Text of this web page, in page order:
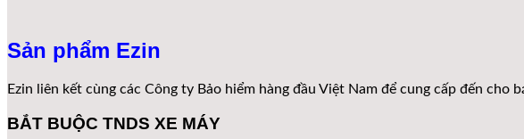
Sản phẩm Ezin
Ezin liên kết cùng các Công ty Bảo hiểm hàng đầu Việt Nam để cung cấp đến
BẮT BUỘC TNDS XE MÁY